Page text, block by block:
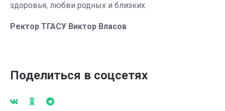
здоровья, любви родных и близких.
Ректор ТГАСУ Виктор Власов
Поделиться в соцсетях